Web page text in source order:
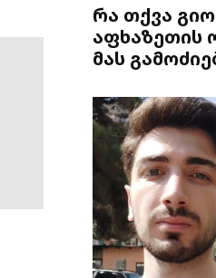
რა თქვა
აფხაზეთის
მას